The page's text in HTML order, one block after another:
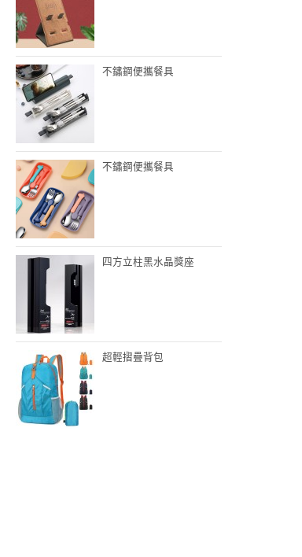
不鏽鋼便攜餐具
不鏽鋼便攜餐具
四方立柱黑水晶獎座
超輕摺疊背包